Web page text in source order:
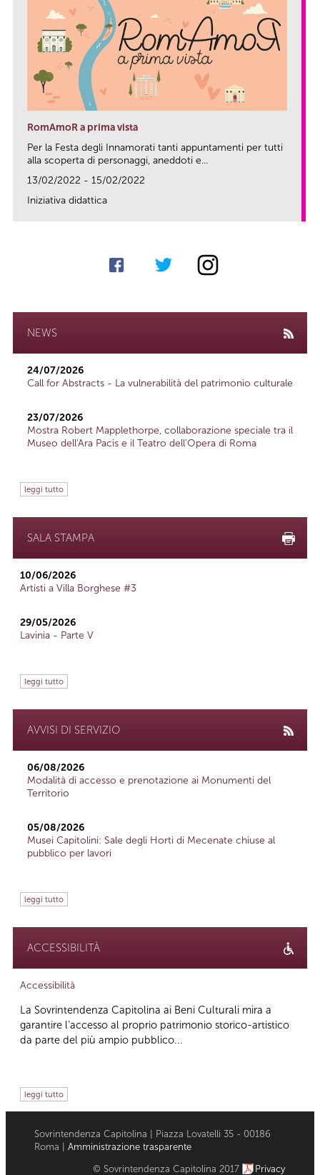
RomAmoR a prima vista
Per la Festa degli Innamorati tanti appuntamenti per tutti
alla scoperta di personaggi, aneddoti e...
13/02/2022 - 15/02/2022
Iniziativa didattica
NEWS
24/07/2026
Call for Abstracts - La vulnerabilità del patrimonio culturale
23/07/2026
Mostra Robert Mapplethorpe, collaborazione speciale tra il
Museo dell'Ara Pacis e il Teatro dell'Opera di Roma
leggi tutto
SALA STAMPA
10/06/2026
Artisti a Villa Borghese #3
29/05/2026
Lavinia - Parte V
leggi tutto
AVVISI DI SERVIZIO
06/08/2026
Modalità di accesso e prenotazione ai Monumenti del
Territorio
05/08/2026
Musei Capitolini: Sale degli Horti di Mecenate chiuse al
pubblico per lavori
leggi tutto
ACCESSIBILITÀ
Accessibilità
La Sovrintendenza Capitolina ai Beni Culturali mira a
garantire l’accesso al proprio patrimonio storico-artistico
da parte del più ampio pubblico...
leggi tutto
Sovrintendenza Capitolina | Piazza Lovatelli 35 - 00186
Roma | Amministrazione trasparente
© Sovrintendenza Capitolina 2017 Privacy